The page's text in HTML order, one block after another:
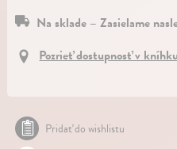
Na sklade – Zasielame
Pozrieť dostupnosť v
Pridať do wishlistu